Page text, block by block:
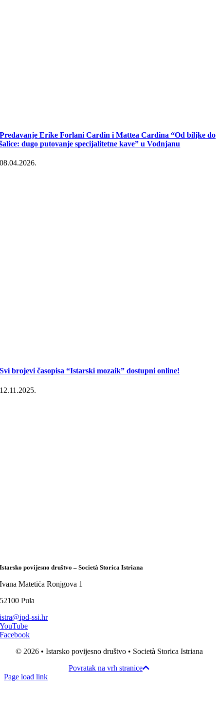
Predavanje Erike Forlani Cardin i Mattea Cardina “Od biljke do
šalice: dugo putovanje specijalitetne kave” u Vodnjanu
08.04.2026.
Svi brojevi časopisa “Istarski mozaik” dostupni online!
12.11.2025.
Istarsko povijesno društvo – Società Storica Istriana
Ivana Matetića Ronjgova 1
52100 Pula
istra@ipd-ssi.hr
YouTube
Facebook
© 2026 • Istarsko povijesno društvo • Società Storica Istriana
Povratak na vrh stranice
Page load link